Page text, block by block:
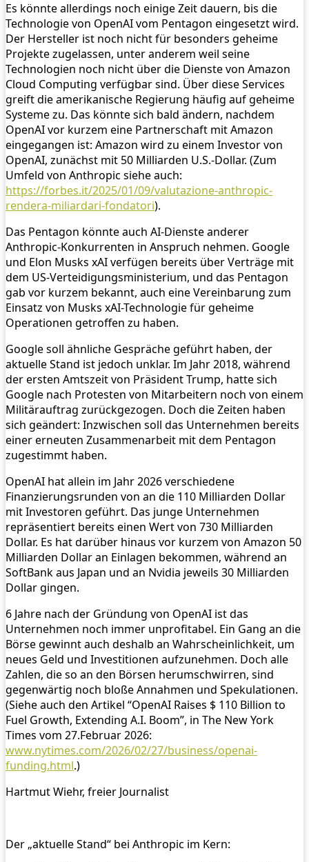
Es könnte allerdings noch einige Zeit dauern, bis die
Technologie von OpenAI vom Pentagon eingesetzt wird.
Der Hersteller ist noch nicht für besonders geheime
Projekte zugelassen, unter anderem weil seine
Technologien noch nicht über die Dienste von Amazon
Cloud Computing verfügbar sind. Über diese Services
greift die amerikanische Regierung häufig auf geheime
Systeme zu. Das könnte sich bald ändern, nachdem
OpenAI vor kurzem eine Partnerschaft mit Amazon
eingegangen ist: Amazon wird zu einem Investor von
OpenAI, zunächst mit 50 Milliarden U.S.-Dollar. (Zum
Umfeld von Anthropic siehe auch:
https://forbes.it/2025/01/09/valutazione-anthropic-
rendera-miliardari-fondatori).
Das Pentagon könnte auch AI-Dienste anderer
Anthropic-Konkurrenten in Anspruch nehmen. Google
und Elon Musks xAI verfügen bereits über Verträge mit
dem US-Verteidigungsministerium, und das Pentagon
gab vor kurzem bekannt, auch eine Vereinbarung zum
Einsatz von Musks xAI-Technologie für geheime
Operationen getroffen zu haben.
Google soll ähnliche Gespräche geführt haben, der
aktuelle Stand ist jedoch unklar. Im Jahr 2018, während
der ersten Amtszeit von Präsident Trump, hatte sich
Google nach Protesten von Mitarbeitern noch von einem
Militärauftrag zurückgezogen. Doch die Zeiten haben
sich geändert: Inzwischen soll das Unternehmen bereits
einer erneuten Zusammenarbeit mit dem Pentagon
zugestimmt haben.
OpenAI hat allein im Jahr 2026 verschiedene
Finanzierungsrunden von an die 110 Milliarden Dollar
mit Investoren geführt. Das junge Unternehmen
repräsentiert bereits einen Wert von 730 Milliarden
Dollar. Es hat darüber hinaus vor kurzem von Amazon 50
Milliarden Dollar an Einlagen bekommen, während an
SoftBank aus Japan und an Nvidia jeweils 30 Milliarden
Dollar gingen.
6 Jahre nach der Gründung von OpenAI ist das
Unternehmen noch immer unprofitabel. Ein Gang an die
Börse gewinnt auch deshalb an Wahrscheinlichkeit, um
neues Geld und Investitionen aufzunehmen. Doch alle
Zahlen, die so an den Börsen herumschwirren, sind
gegenwärtig noch bloße Annahmen und Spekulationen.
(Siehe auch den Artikel “OpenAI Raises $ 110 Billion to
Fuel Growth, Extending A.I. Boom”, in The New York
Times vom 27.Februar 2026:
www.nytimes.com/2026/02/27/business/openai-
funding.html.)
Hartmut Wiehr, freier Journalist
Der „aktuelle Stand“ bei Anthropic im Kern: